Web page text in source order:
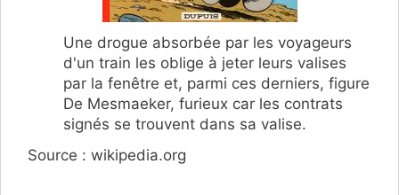
Une drogue absorbée par les voyageurs
d'un train les oblige à jeter leurs valises
par la fenêtre et, parmi ces derniers, figure
De Mesmaeker, furieux car les contrats
signés se trouvent dans sa valise.
Source : wikipedia.org